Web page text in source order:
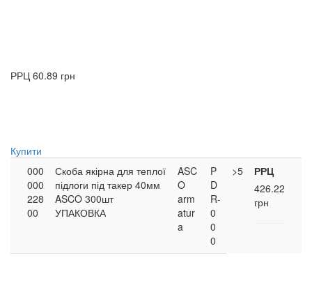
РРЦ 60.89 грн
Купити
000
000
228
00
Скоба якірна для теплої
підлоги під такер 40мм
ASCO 300шт
УПАКОВКА
ASC
O
arm
atur
a
P
D
R-
0
0
0
>5
РРЦ
426.22
грн